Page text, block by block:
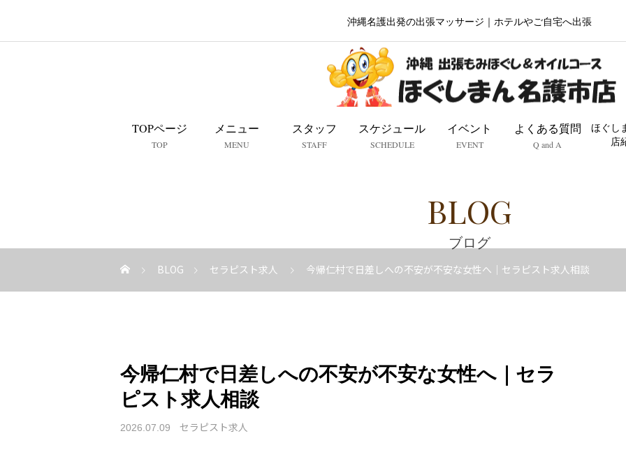
沖縄名護出発の出張マッサージ｜ホテルやご自宅へ出張
TOPページ
TOP
メニュー
MENU
スタッフ
STAFF
スケジュール
SCHEDULE
イベント
EVENT
よくある質問
Q and A
ほぐし
店
BLOG
ブログ
BLOG セラピスト求人 今帰仁村で日差しへの不安が不安な女性へ｜セラピスト求人相談
今帰仁村で日差しへの不安が不安な女性へ｜セラ
ピスト求人相談
2026.07.09 セラピスト求人